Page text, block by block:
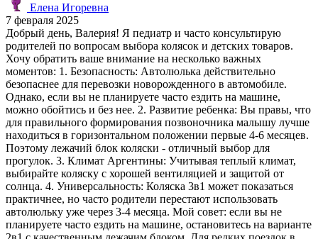
Елена Игоревна
7 февраля 2025
Добрый день, Валерия! Я педиатр и часто консультирую
родителей по вопросам выбора колясок и детских товаров.
Хочу обратить ваше внимание на несколько важных
моментов: 1. Безопасность: Автолюлька действительно
безопаснее для перевозки новорожденного в автомобиле.
Однако, если вы не планируете часто ездить на машине,
можно обойтись и без нее. 2. Развитие ребенка: Вы правы, что
для правильного формирования позвоночника малышу лучше
находиться в горизонтальном положении первые 4-6 месяцев.
Поэтому лежачий блок коляски - отличный выбор для
прогулок. 3. Климат Аргентины: Учитывая теплый климат,
выбирайте коляску с хорошей вентиляцией и защитой от
солнца. 4. Универсальность: Коляска 3в1 может показаться
практичнее, но часто родители перестают использовать
автолюльку уже через 3-4 месяца. Мой совет: если вы не
планируете часто ездить на машине, остановитесь на варианте